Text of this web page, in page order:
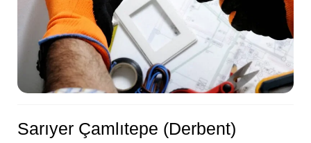
Sarıyer Çamlıtepe (Derbent)